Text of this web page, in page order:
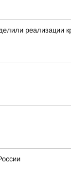
реализации